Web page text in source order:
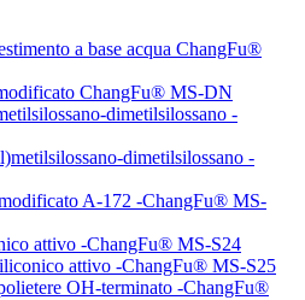
a base acqua ChangFu®
ChangFu® MS-DN
dimetilsilossano -
dimetilsilossano -
A-172 -ChangFu® MS-
attivo -ChangFu® MS-S24
attivo -ChangFu® MS-S25
OH-terminato -ChangFu®